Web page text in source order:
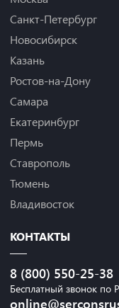
Санкт-Петербург
Новосибирск
Казань
Ростов-на-Дону
Самара
Екатеринбург
Пермь
Ставрополь
Тюмень
Владивосток
КОНТАКТЫ
8 (800) 550-25-38
Бесплатный звонок по